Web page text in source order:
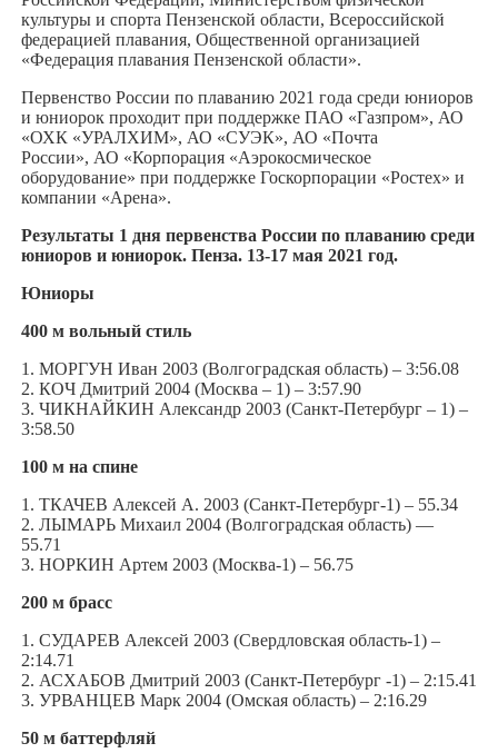
культуры и спорта Пензенской области, Всероссийской
федерацией плавания, Общественной организацией
«Федерация плавания Пензенской области».
Первенство России по плаванию 2021 года среди юниоров
и юниорок проходит при поддержке ПАО «Газпром», АО
«ОХК «УРАЛХИМ», АО «СУЭК», АО «Почта
России», АО «Корпорация «Аэрокосмическое
оборудование» при поддержке Госкорпорации «Ростех» и
компании «Арена».
Результаты 1 дня первенства России по плаванию среди
юниоров и юниорок. Пенза. 13-17 мая 2021 год.
Юниоры
400 м вольный стиль
1. МОРГУН Иван 2003 (Волгоградская область) – 3:56.08
2. КОЧ Дмитрий 2004 (Москва – 1) – 3:57.90
3. ЧИКНАЙКИН Александр 2003 (Санкт-Петербург – 1) –
3:58.50
100 м на спине
1. ТКАЧЕВ Алексей А. 2003 (Санкт-Петербург-1) – 55.34
2. ЛЫМАРЬ Михаил 2004 (Волгоградская область) —
55.71
3. НОРКИН Артем 2003 (Москва-1) – 56.75
200 м брасс
1. СУДАРЕВ Алексей 2003 (Свердловская область-1) –
2:14.71
2. АСХАБОВ Дмитрий 2003 (Санкт-Петербург -1) – 2:15.41
3. УРВАНЦЕВ Марк 2004 (Омская область) – 2:16.29
50 м баттерфляй